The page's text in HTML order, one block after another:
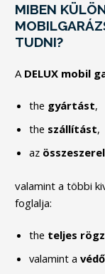
MIBEN
TUDNI?
A DELUX mobil
the gyártást,
the szállítást,
az
valamint a többi
foglalja:
the teljes
valamint a